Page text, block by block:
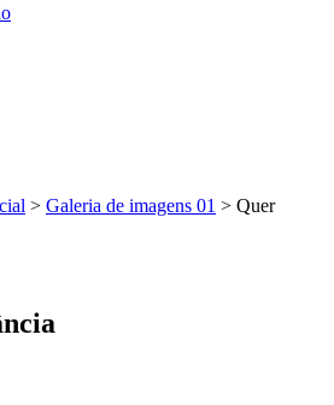
> Galeria de imagens 01 > Quer